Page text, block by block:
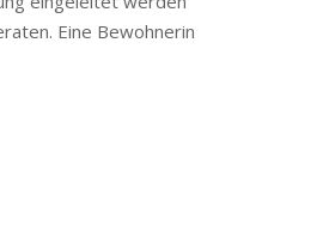
Eine Bewohnerin